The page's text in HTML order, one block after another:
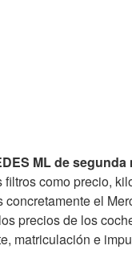
ML de segunda
como precio,
concretamente el
precios de los
matriculación e